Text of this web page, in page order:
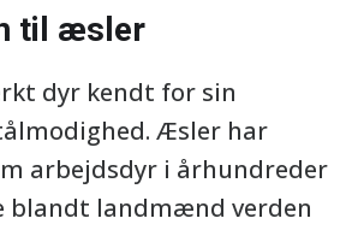
til æsler
dyr kendt for sin
Æsler har
arbejdsdyr i århundreder
blandt landmænd verden